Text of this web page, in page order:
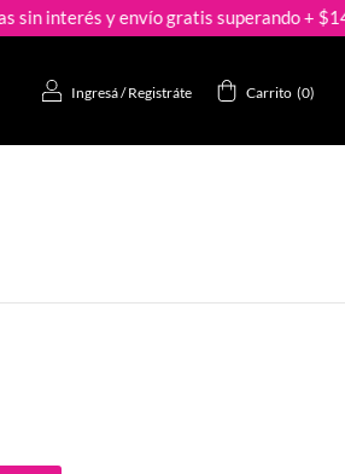
y envío gratis superando + $149.000
Ingresá/Registráte Carrito (0)